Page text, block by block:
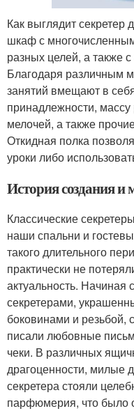
Как выглядит
шкаф с
разных целей, а также
Благодаря различным
занятий вмещают в
принадлежности,
мелочей, а также
Откидная полка
уроки либо
История создания и
Классические
наши спальни и
такого длительного
практически не
актуальность.
секретерами,
боковинами и резьбой,
писали любовные
чеки. В различных
драгоценности, милые
секретера стояли
парфюмерия, что было